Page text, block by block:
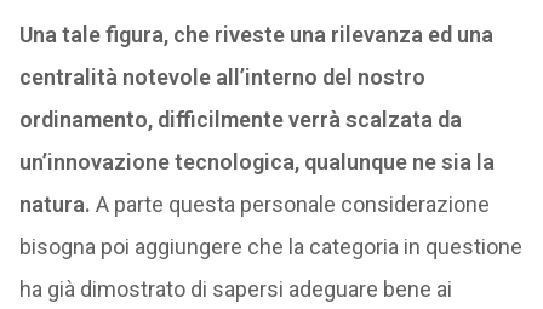
Una tale figura, che riveste una rilevanza ed una
centralità notevole all’interno del nostro
ordinamento, difficilmente verrà scalzata da
un’innovazione tecnologica, qualunque ne sia la
natura. A parte questa personale considerazione
bisogna poi aggiungere che la categoria in questione
ha già dimostrato di sapersi adeguare bene ai